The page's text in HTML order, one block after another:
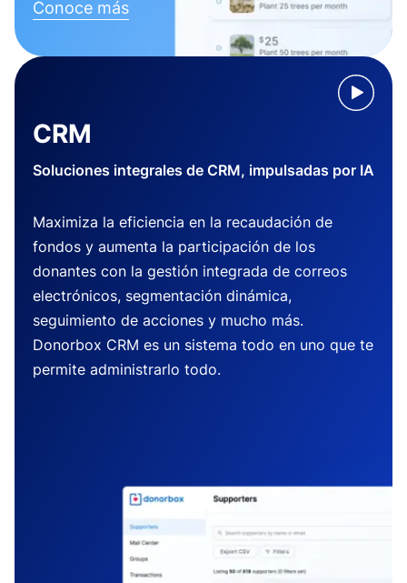
Conoce más
CRM
Soluciones integrales de CRM, impulsadas por IA
Maximiza la eficiencia en la recaudación de
fondos y aumenta la participación de los
donantes con la gestión integrada de correos
electrónicos, segmentación dinámica,
seguimiento de acciones y mucho más.
Donorbox CRM es un sistema todo en uno que te
permite administrarlo todo.